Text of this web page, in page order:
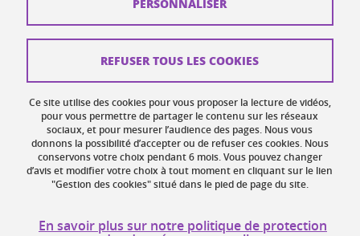
Plan du site web
Gestion des cookies
Accessibilité : non conforme
Ce site utilise des cookies pour vous proposer la lecture de vidéos,
pour vous permettre de partager le contenu sur les réseaux
sociaux, et pour mesurer l’audience des pages. Nous vous
donnons la possibilité d’accepter ou de refuser ces cookies. Nous
conservons votre choix pendant 6 mois. Vous pouvez changer
d’avis et modifier votre choix à tout moment en cliquant sur le lien
"Gestion des cookies" situé dans le pied de page du site.
En savoir plus sur notre politique de protection
REFUSER TOUS LES COOKIES
PERSONNALISER